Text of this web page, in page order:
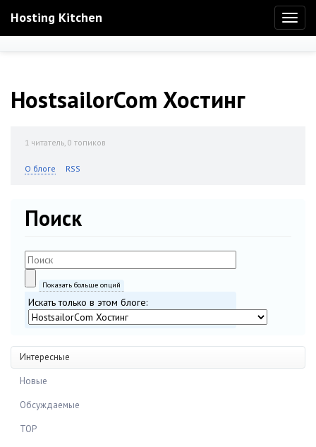
Hosting Kitchen
HostsailorCom Хостинг
1 читатель, 0 топиков
О блоге RSS
Поиск
Показать больше опций
Искать только в этом блоге:
Интересные
Новые
Обсуждаемые
TOP